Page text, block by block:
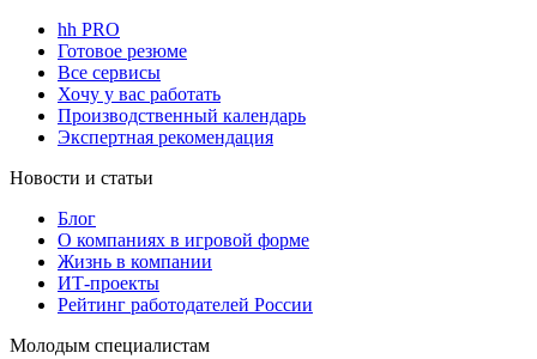
hh PRO
Готовое резюме
Все сервисы
Хочу у вас работать
Производственный календарь
Экспертная рекомендация
Новости и статьи
Блог
О компаниях в игровой форме
Жизнь в компании
ИТ-проекты
Рейтинг работодателей России
Молодым специалистам